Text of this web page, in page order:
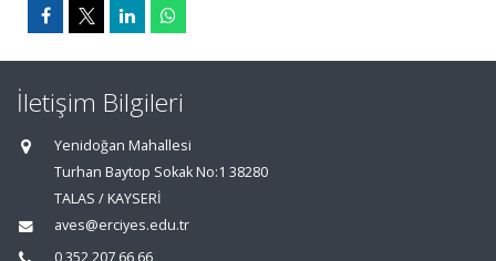
İletişim Bilgileri
Yenidoğan Mahallesi
Turhan Baytop Sokak No:1 38280
TALAS / KAYSERİ
aves@erciyes.edu.tr
0 352 207 66 66